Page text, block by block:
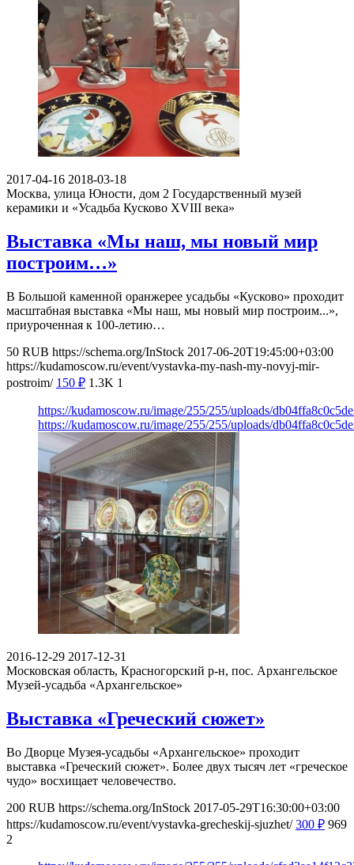
2017-04-16 2018-03-18
Москва, улица Юности, дом 2 Государственный музей
керамики и «Усадьба Кусково XVIII века»
Выставка «Мы наш, мы новый мир
построим…»
В Большой каменной оранжерее усадьбы «Кусково» проходит
масштабная выставка «Мы наш, мы новый мир построим...»,
приуроченная к 100-летию…
50 RUB https://schema.org/InStock 2017-06-20T19:45:00+03:00
https://kudamoscow.ru/event/vystavka-my-nash-my-novyj-mir-
postroim/ 150 ₽ 1.3K 1
https://kudamoscow.ru/image/255/255/uploads/
https://kudamoscow.ru/image/255/255/uploads/
2016-12-29 2017-12-31
Московская область, Красногорский р-н, пос. Архангельское
Музей-усадьба «Архангельское»
Выставка «Греческий сюжет»
Во Дворце Музея-усадьбы «Архангельское» проходит
выставка «Греческий сюжет». Более двух тысяч лет «греческое
чудо» восхищает человечество.
200 RUB https://schema.org/InStock 2017-05-29T16:30:00+03:00
https://kudamoscow.ru/event/vystavka-grecheskij-sjuzhet/ 300 ₽ 969
2